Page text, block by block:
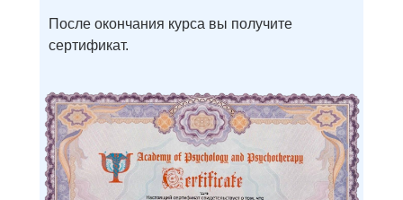
После окончания курса вы получите
сертификат.